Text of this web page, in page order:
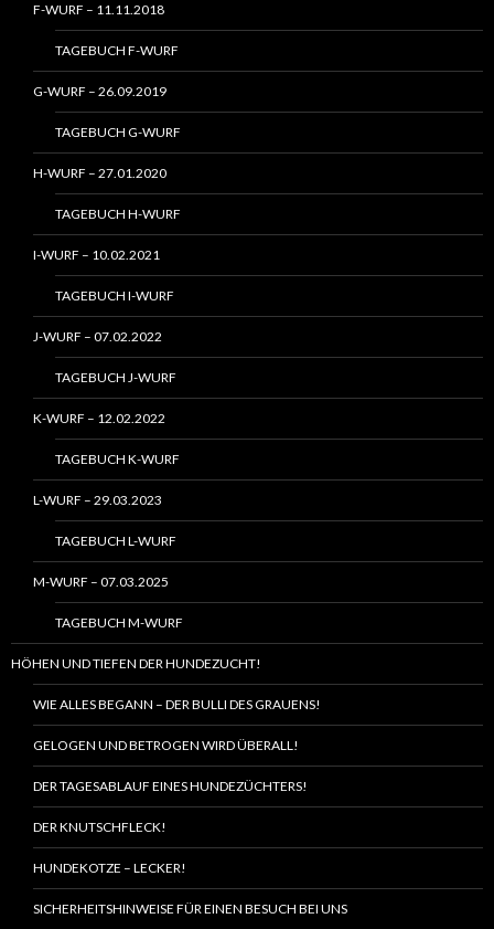
F-WURF – 11.11.2018
TAGEBUCH F-WURF
G-WURF – 26.09.2019
TAGEBUCH G-WURF
H-WURF – 27.01.2020
TAGEBUCH H-WURF
I-WURF – 10.02.2021
TAGEBUCH I-WURF
J-WURF – 07.02.2022
TAGEBUCH J-WURF
K-WURF – 12.02.2022
TAGEBUCH K-WURF
L-WURF – 29.03.2023
TAGEBUCH L-WURF
M-WURF – 07.03.2025
TAGEBUCH M-WURF
HÖHEN UND TIEFEN DER HUNDEZUCHT!
WIE ALLES BEGANN – DER BULLI DES GRAUENS!
GELOGEN UND BETROGEN WIRD ÜBERALL!
DER TAGESABLAUF EINES HUNDEZÜCHTERS!
DER KNUTSCHFLECK!
HUNDEKOTZE – LECKER!
SICHERHEITSHINWEISE FÜR EINEN BESUCH BEI UNS